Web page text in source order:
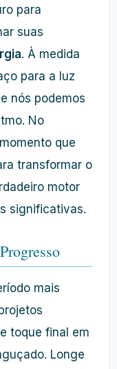
para
suas
. À medida
para a luz
nós podemos
No
que
transformar o
motor
significativas.
mais
toque final em
Longe